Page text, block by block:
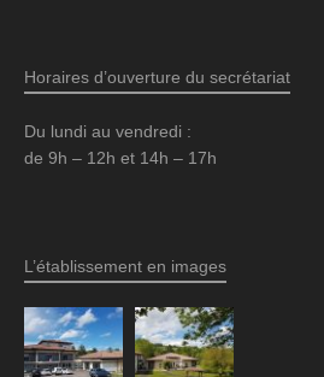
Horaires d’ouverture du secrétariat
Du lundi au vendredi :
de 9h – 12h et 14h – 17h
L’établissement en images